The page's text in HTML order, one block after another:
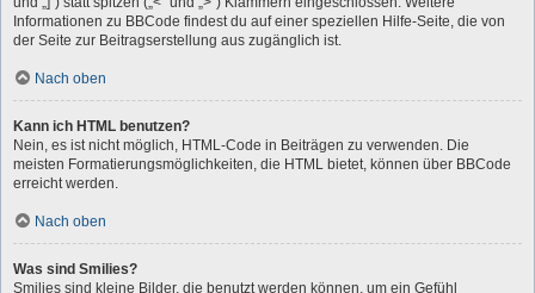
Informationen zu BBCode findest du auf einer speziellen Hilfe-Seite, die von
der Seite zur Beitragserstellung aus zugänglich ist.
Nach oben
Kann ich HTML benutzen?
Nein, es ist nicht möglich, HTML-Code in Beiträgen zu verwenden. Die
meisten Formatierungsmöglichkeiten, die HTML bietet, können über BBCode
erreicht werden.
Nach oben
Was sind Smilies?
Smilies sind kleine Bilder, die benutzt werden können, um ein Gefühl